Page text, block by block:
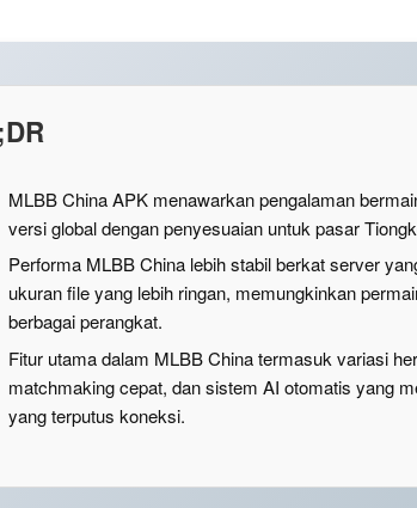
MLBB China APK menawarkan pengalaman
versi global dengan penyesuaian untuk pasar
Performa MLBB China lebih stabil berkat server
ukuran file yang lebih ringan, memungkinkan
berbagai perangkat.
Fitur utama dalam MLBB China termasuk variasi
matchmaking cepat, dan sistem AI otomatis yang
yang terputus koneksi.